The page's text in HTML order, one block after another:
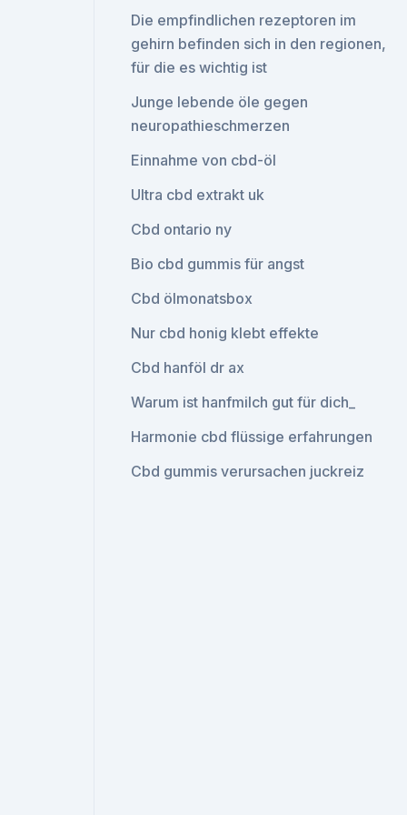
Die empfindlichen rezeptoren im
gehirn befinden sich in den regionen,
für die es wichtig ist
Junge lebende öle gegen
neuropathieschmerzen
Einnahme von cbd-öl
Ultra cbd extrakt uk
Cbd ontario ny
Bio cbd gummis für angst
Cbd ölmonatsbox
Nur cbd honig klebt effekte
Cbd hanföl dr ax
Warum ist hanfmilch gut für dich_
Harmonie cbd flüssige erfahrungen
Cbd gummis verursachen juckreiz